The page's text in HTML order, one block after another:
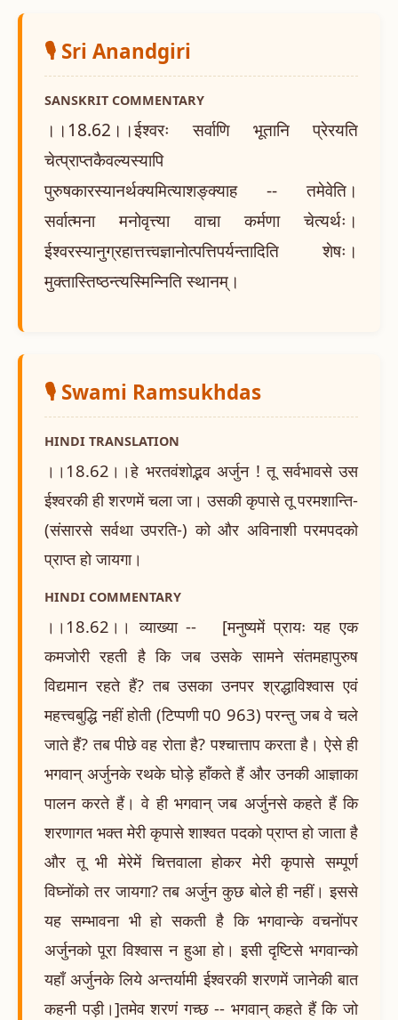
🎙️ Sri Anandgiri
SANSKRIT COMMENTARY
।।18.62।।ईश्वरः सर्वाणि भूतानि प्रेरयति
चेत्प्राप्तकैवल्यस्यापि
पुरुषकारस्यानर्थक्यमित्याशङ्क्याह -- तमेवेति।
सर्वात्मना मनोवृत्त्या वाचा कर्मणा चेत्यर्थः।
ईश्वरस्यानुग्रहात्तत्त्वज्ञानोत्पत्तिपर्यन्तादिति शेषः।
मुक्तास्तिष्ठन्त्यस्मिन्निति स्थानम्।
🎙️ Swami Ramsukhdas
HINDI TRANSLATION
।।18.62।।हे भरतवंशोद्भव अर्जुन ! तू सर्वभावसे उस
ईश्वरकी ही शरणमें चला जा। उसकी कृपासे तू परमशान्ति-
(संसारसे सर्वथा उपरति-) को और अविनाशी परमपदको
प्राप्त हो जायगा।
HINDI COMMENTARY
।।18.62।। व्याख्या -- [मनुष्यमें प्रायः यह एक
कमजोरी रहती है कि जब उसके सामने संतमहापुरुष
विद्यमान रहते हैं? तब उसका उनपर श्रद्धाविश्वास एवं
महत्त्वबुद्धि नहीं होती (टिप्पणी प0 963) परन्तु जब वे चले
जाते हैं? तब पीछे वह रोता है? पश्चात्ताप करता है। ऐसे ही
भगवान् अर्जुनके रथके घोड़े हाँकते हैं और उनकी आज्ञाका
पालन करते हैं। वे ही भगवान् जब अर्जुनसे कहते हैं कि
शरणागत भक्त मेरी कृपासे शाश्वत पदको प्राप्त हो जाता है
और तू भी मेरेमें चित्तवाला होकर मेरी कृपासे सम्पूर्ण
विघ्नोंको तर जायगा? तब अर्जुन कुछ बोले ही नहीं। इससे
यह सम्भावना भी हो सकती है कि भगवान्के वचनोंपर
अर्जुनको पूरा विश्वास न हुआ हो। इसी दृष्टिसे भगवान्को
यहाँ अर्जुनके लिये अन्तर्यामी ईश्वरकी शरणमें जानेकी बात
कहनी पड़ी।]तमेव शरणं गच्छ -- भगवान् कहते हैं कि जो